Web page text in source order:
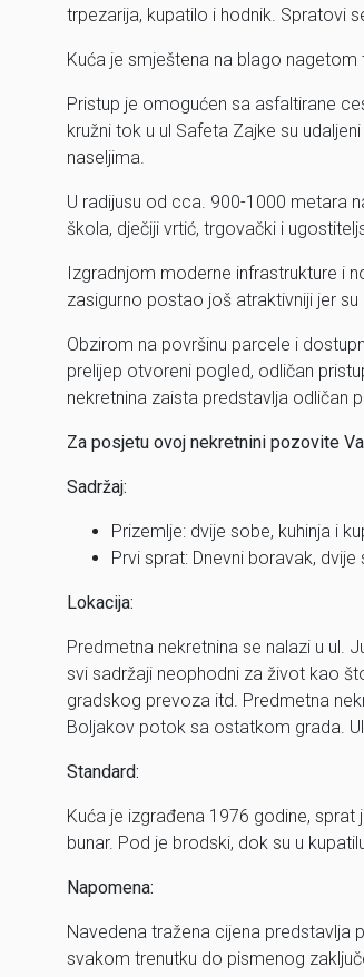
trpezarija, kupatilo i hodnik. Spratovi
Kuća je smještena na blago
Pristup je omogućen sa asfaltirane
kružni tok u ul Safeta Zajke su
naseljima.
U radijusu od cca. 900-1000 metara
škola, dječiji vrtić, trgovački i
Izgradnjom moderne infrastrukture i
zasigurno postao još atraktivniji jer
Obzirom na površinu parcele i
prelijep otvoreni pogled, odličan
nekretnina zaista predstavlja odličan
Za posjetu ovoj nekretnini pozovite
Sadržaj:
Prizemlje: dvije sobe, kuhinja i
Prvi sprat: Dnevni boravak,
Lokacija:
Predmetna nekretnina se nalazi u ul.
svi sadržaji neophodni za život kao
gradskog prevoza itd. Predmetna
Boljakov potok sa ostatkom grada.
Standard:
Kuća je izgrađena 1976 godine,
bunar. Pod je brodski, dok su u
Napomena:
Navedena tražena cijena predstavlja
svakom trenutku do pismenog